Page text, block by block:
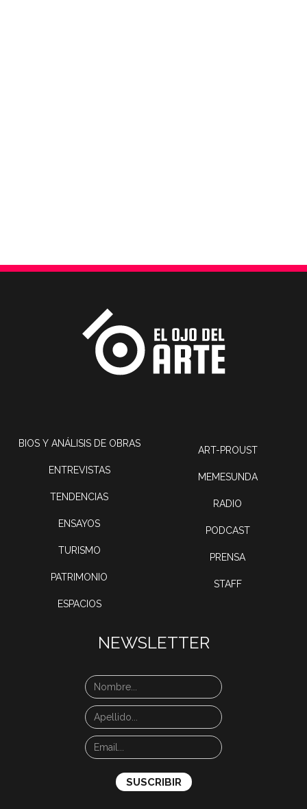
BIOS Y ANÁLISIS DE OBRAS
ENTREVISTAS
TENDENCIAS
ENSAYOS
TURISMO
PATRIMONIO
ESPACIOS
ART-PROUST
MEMESUNDA
RADIO
PODCAST
PRENSA
STAFF
NEWSLETTER